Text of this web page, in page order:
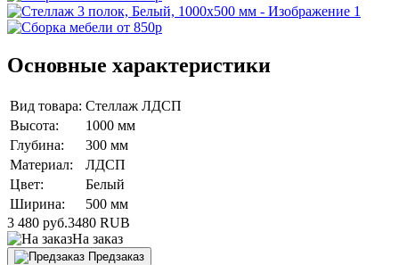
Основные характеристики
Вид товара: Стеллаж ЛДСП
Высота:
1000 мм
Глубина:
300 мм
Материал:
ЛДСП
Цвет:
Белый
Ширина:
500 мм
3 480 руб.3480 RUB
На заказ
Предзаказ